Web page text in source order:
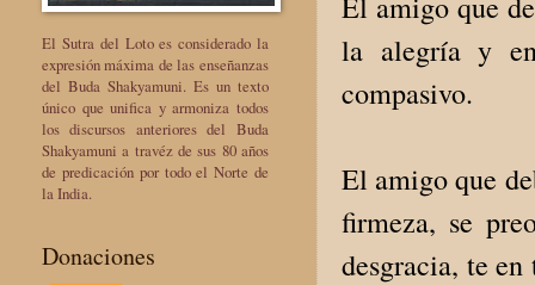
la alegría y
compasivo.
El amigo que
firmeza, se
desgracia, te
El Sutra del Loto es considerado la
expresión máxima de las enseñanzas
del Buda Shakyamuni. Es un texto
único que unifica y armoniza todos
los discursos anteriores del Buda
Shakyamuni a travéz de sus 80 años
de predicación por todo el Norte de
la India.
Donaciones